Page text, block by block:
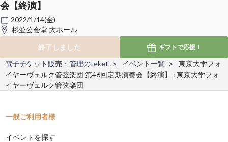
会【終演】
2022/1/14(金)
杉並公会堂 大ホール
終了しました
ギフトで応援！
電子チケット販売・管理のteket イベント一覧
東京大学フォ
イヤーヴェルク管弦楽団 第46回定期演奏会【終演】 : 東京大学フォ
イヤーヴェルク管弦楽団
一般ご利用者様
イベントを探す